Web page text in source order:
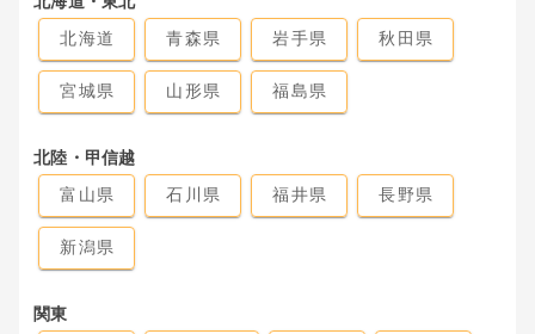
北海道
青森県 岩手県 秋田県
宮城県 山形県 福島県
北陸・甲信越
富山県
石川県 福井県 長野県
新潟県
関東